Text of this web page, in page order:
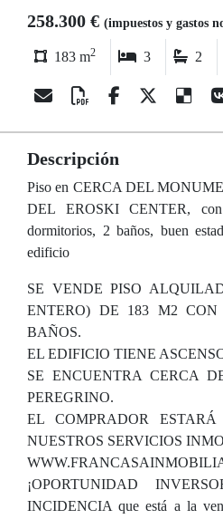
258.300 € (impuestos y gastos
183 m2 3 2
Descripción
Piso en CERCA DEL
DEL EROSKI CENTER,
dormitorios, 2 baños, buen
edificio
SE VENDE PISO
ENTERO) DE 183 M2
BAÑOS.
EL EDIFICIO TIENE
SE ENCUENTRA CERCA
PEREGRINO.
EL COMPRADOR
NUESTROS SERVICIOS
¡OPORTUNIDAD
INCIDENCIA que está a la